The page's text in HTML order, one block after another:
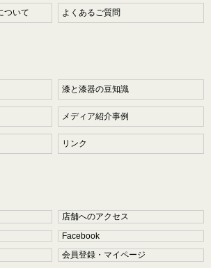
ついて よくあるご質問
漆と漆器の豆知識
メディア紹介事例
リンク
店舗へのアクセス
Facebook
会員登録・マイページ